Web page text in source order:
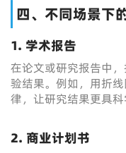
四、不同场景下
1. 学术报告
在论文或研究报告中
验结果。例如，用折
律，让研究结果更具科
2. 商业计划书